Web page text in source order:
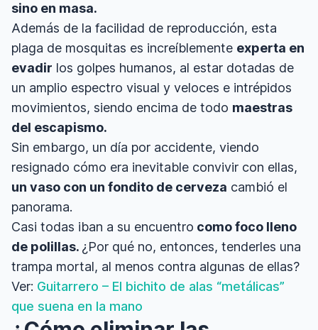
sino en masa.
Además de la facilidad de reproducción, esta
plaga de mosquitas es increíblemente experta en
evadir los golpes humanos, al estar dotadas de
un amplio espectro visual y veloces e intrépidos
movimientos, siendo encima de todo maestras
del escapismo.
Sin embargo, un día por accidente, viendo
resignado cómo era inevitable convivir con ellas,
un vaso con un fondito de cerveza cambió el
panorama.
Casi todas iban a su encuentro como foco lleno
de polillas. ¿Por qué no, entonces, tenderles una
trampa mortal, al menos contra algunas de ellas?
Ver: Guitarrero – El bichito de alas “metálicas”
que suena en la mano